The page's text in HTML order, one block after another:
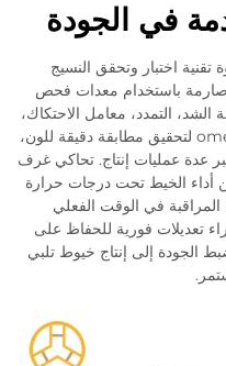
في الجودة
اختبار وتحقق النسيج
صارمة باستخدام معدات فحص
الشد، التمدد، معامل الاحتكاك،
واتساق اللون. يتم استخدام الطيفometers لتحقيق مطابقة دقيقة للون،
عدة عمليات إنتاج. تحاكي غرف
أداء الخيط تحت درجات حرارة
في الوقت الفعلي
تعديلات فورية للحفاظ على
الجودة إلى إنتاج خيوط تلبي